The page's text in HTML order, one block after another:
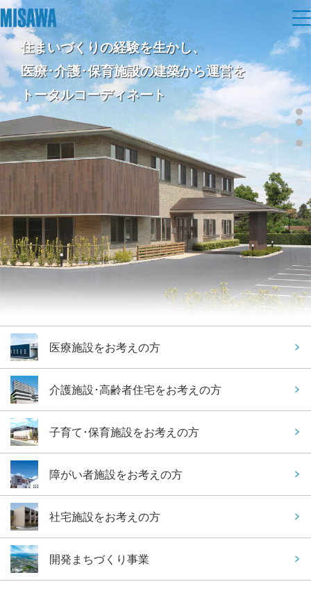
住まい
建てる [注文住宅]
商品ラインアップ
デザイン
テクノロジー（住まいの性能）
建築事例・建築実例
デザイナーズギャラリー
住まいづくりガイド
買う
分譲住宅（建売・土地）検索
中古住宅検索
スムストック検索
分譲マンション検索
売る [MISAWA RELAY]
土地活用
個人のお客さま
賃貸住宅
店舗・各種施設
土地活用モデルルーム見学
法人のお客さま
企業不動産活用（CRE）戦略
社宅建築
医療・介護・子育て・障がい福祉施設
土地活用の基礎から長期安定経営を目指すオーナー様まで、賃貸経
営に役立つ多彩な情報を幅広くお届けします。
リフォーム
戸建て・マンション
ミサワリフォームとは
リフォームの流れ
リフォームメニュー
リフォーム事例
事業用
事業用リノベーション
ホテル・旅館リフォーム
リフォーム営業所
これからリフォームをご検討の方
まちづくり
複合開発・投資開発
複合開発事業（ASMACI-アスマチ-）
分譲マンション開発事業
収益不動産・投資開発事業
建築再生事業
事業用売買
事業用地・事業用建物
分譲用地
オーナーサポート
サポートメニュー
住まいるりんぐ（ロングサポート）
保証制度
アフターメンテナンス
ミサワリフォーム
ご相談窓口
お客様センター
企業・IR情報
企業・IR
ニュース
MISAWAについて
ミサワホームグループ
IR情報
SDGs
環境活動
採用情報
展示場・イベント情報
カタログ請求
住まいのご相談
住まいづくりの経験を生かし、
医療･介護･保育施設の建築から運営を
トータルコーディネート
医療施設をお考えの方
介護施設･高齢者住宅をお考えの方
子育て･保育施設をお考えの方
障がい者施設をお考えの方
社宅施設をお考えの方
開発まちづくり事業